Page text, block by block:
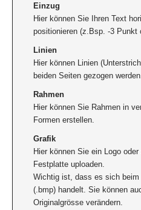
Einzug
Hier können Sie Ihren Text
positionieren (z.Bsp. -3 Punkt
Linien
Hier können Linien
beiden Seiten gezogen
Rahmen
Hier können Sie Rahmen in
Formen erstellen.
Grafik
Hier können Sie ein Logo
Festplatte uploaden.
Wichtig ist, dass es sich
(.bmp) handelt. Sie können
Originalgrösse verändern.